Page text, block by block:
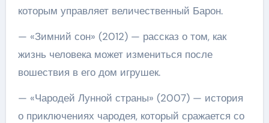
которым управляет величественный Барон.
— «Зимний сон» (2012) — рассказ о том, как
жизнь человека может измениться после
вошествия в его дом игрушек.
— «Чародей Лунной страны» (2007) — история
о приключениях чародея, который сражается со